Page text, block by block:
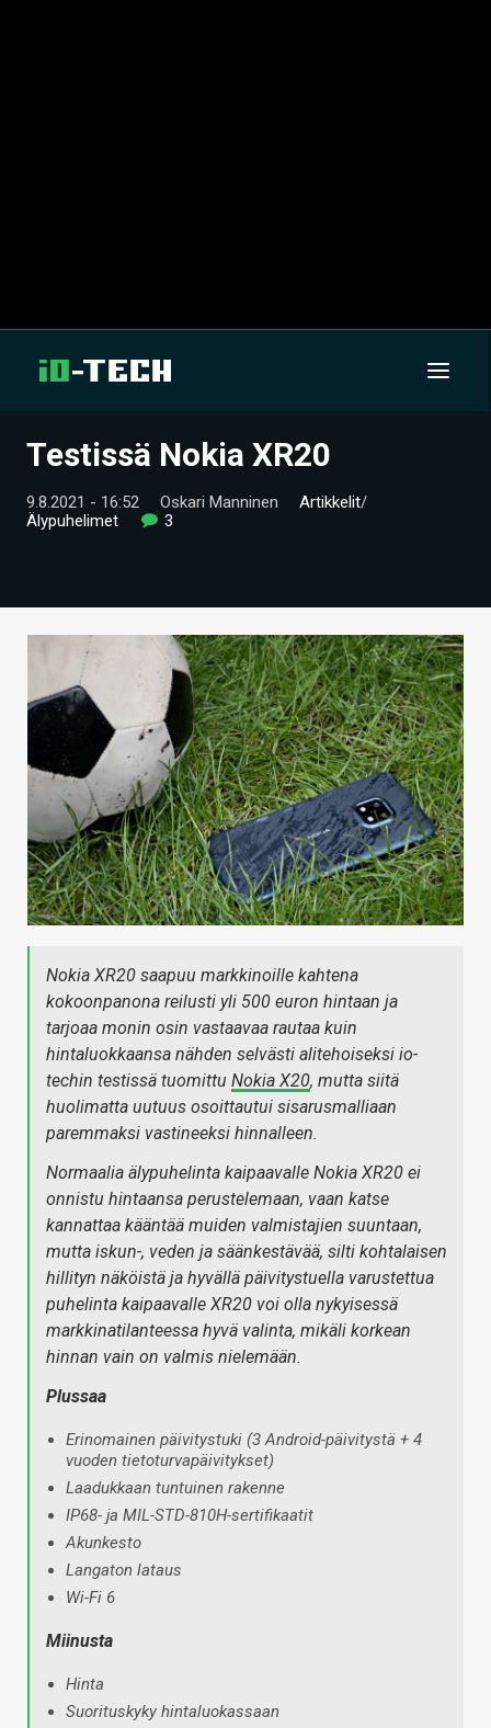
UUTISET
ARTIKKELIT
TECHBBS
HINTA.FI
KAUPPA
VAIHDA TEEMA
HAKU
Testissä Nokia XR20
9.8.2021 - 16:52 Oskari Manninen Artikkelit/
Älypuhelimet
3
Nokia XR20 saapuu markkinoille kahtena
kokoonpanona reilusti yli 500 euron hintaan ja
tarjoaa monin osin vastaavaa rautaa kuin
hintaluokkaansa nähden selvästi alitehoiseksi io-
techin testissä tuomittu Nokia X20, mutta siitä
huolimatta uutuus osoittautui sisarusmalliaan
paremmaksi vastineeksi hinnalleen.
Normaalia älypuhelinta kaipaavalle Nokia XR20 ei
onnistu hintaansa perustelemaan, vaan katse
kannattaa kääntää muiden valmistajien suuntaan,
mutta iskun-, veden ja säänkestävää, silti kohtalaisen
hillityn näköistä ja hyvällä päivitystuella varustettua
puhelinta kaipaavalle XR20 voi olla nykyisessä
markkinatilanteessa hyvä valinta, mikäli korkean
hinnan vain on valmis nielemään.
Plussaa
Erinomainen päivitystuki (3 Android-päivitystä + 4
vuoden tietoturvapäivitykset)
Laadukkaan tuntuinen rakenne
IP68- ja MIL-STD-810H-sertifikaatit
Akunkesto
Langaton lataus
Wi-Fi 6
Miinusta
Hinta
Suorituskyky hintaluokassaan